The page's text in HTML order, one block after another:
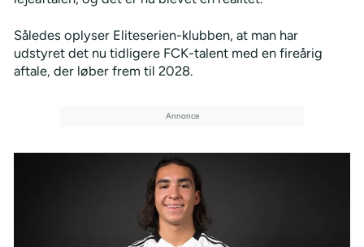
Således oplyser Eliteserien-klubben, at man har
udstyret det nu tidligere FCK-talent med en fireårig
aftale, der løber frem til 2028.